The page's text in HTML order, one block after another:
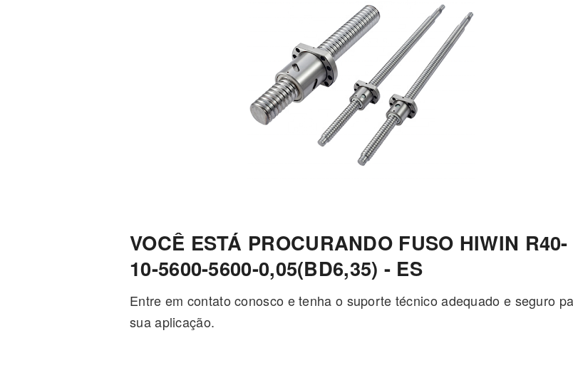
VOCÊ ESTÁ PROCURANDO FUSO HIWIN R40-
10-5600-5600-0,05(BD6,35) - ES
Entre em contato conosco e tenha o suporte técnico adequado e seguro
sua aplicação.